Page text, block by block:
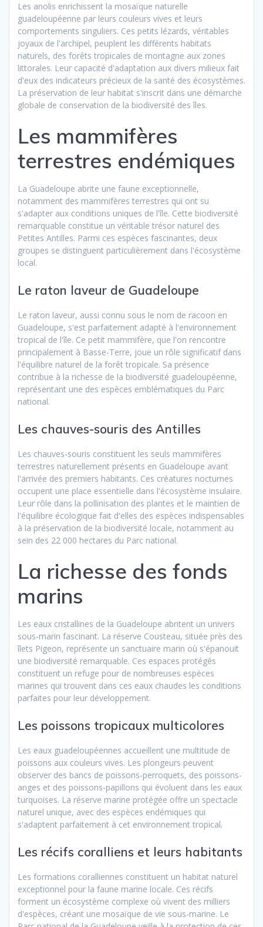
Les anolis enrichissent la mosaïque naturelle
guadeloupéenne par leurs couleurs vives et leurs
comportements singuliers. Ces petits lézards, véritables
joyaux de l'archipel, peuplent les différents habitats
naturels, des forêts tropicales de montagne aux zones
littorales. Leur capacité d'adaptation aux divers milieux fait
d'eux des indicateurs précieux de la santé des écosystèmes.
La préservation de leur habitat s'inscrit dans une démarche
globale de conservation de la biodiversité des îles.
Les mammifères
terrestres endémiques
La Guadeloupe abrite une faune exceptionnelle,
notamment des mammifères terrestres qui ont su
s'adapter aux conditions uniques de l'île. Cette biodiversité
remarquable constitue un véritable trésor naturel des
Petites Antilles. Parmi ces espèces fascinantes, deux
groupes se distinguent particulièrement dans l'écosystème
local.
Le raton laveur de Guadeloupe
Le raton laveur, aussi connu sous le nom de racoon en
Guadeloupe, s'est parfaitement adapté à l'environnement
tropical de l'île. Ce petit mammifère, que l'on rencontre
principalement à Basse-Terre, joue un rôle significatif dans
l'équilibre naturel de la forêt tropicale. Sa présence
contribue à la richesse de la biodiversité guadeloupéenne,
représentant une des espèces emblématiques du Parc
national.
Les chauves-souris des Antilles
Les chauves-souris constituent les seuls mammifères
terrestres naturellement présents en Guadeloupe avant
l'arrivée des premiers habitants. Ces créatures nocturnes
occupent une place essentielle dans l'écosystème insulaire.
Leur rôle dans la pollinisation des plantes et le maintien de
l'équilibre écologique fait d'elles des espèces indispensables
à la préservation de la biodiversité locale, notamment au
sein des 22 000 hectares du Parc national.
La richesse des fonds
marins
Les eaux cristallines de la Guadeloupe abritent un univers
sous-marin fascinant. La réserve Cousteau, située près des
îlets Pigeon, représente un sanctuaire marin où s'épanouit
une biodiversité remarquable. Ces espaces protégés
constituent un refuge pour de nombreuses espèces
marines qui trouvent dans ces eaux chaudes les conditions
parfaites pour leur développement.
Les poissons tropicaux multicolores
Les eaux guadeloupéennes accueillent une multitude de
poissons aux couleurs vives. Les plongeurs peuvent
observer des bancs de poissons-perroquets, des poissons-
anges et des poissons-papillons qui évoluent dans les eaux
turquoises. La réserve marine protégée offre un spectacle
naturel unique, avec des espèces endémiques qui
s'adaptent parfaitement à cet environnement tropical.
Les récifs coralliens et leurs habitants
Les formations coralliennes constituent un habitat naturel
exceptionnel pour la faune marine locale. Ces récifs
forment un écosystème complexe où vivent des milliers
d'espèces, créant une mosaïque de vie sous-marine. Le